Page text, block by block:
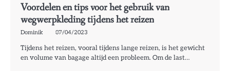
Voordelen en tips voor het gebruik van
wegwerpkleding tijdens het reizen
Dominik 07/04/2023
Tijdens het reizen, vooral tijdens lange reizen, is het gewicht
en volume van bagage altijd een probleem. Om de last…